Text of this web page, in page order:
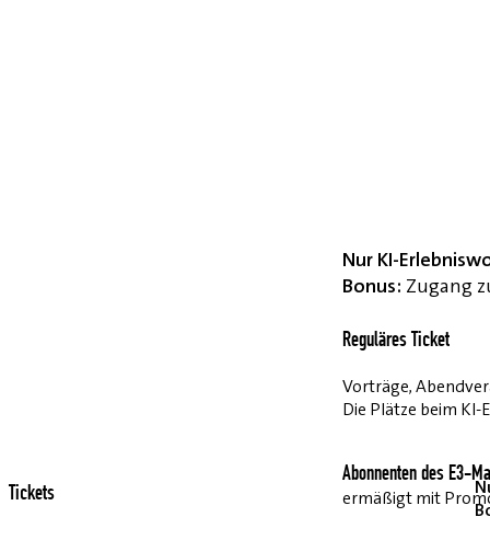
Nur KI-
Bonus: Zugang
Reguläres Ticket
Vorträge,
Die Plätze beim
Abonnenten des E3-
ermäßigt mit
Tickets